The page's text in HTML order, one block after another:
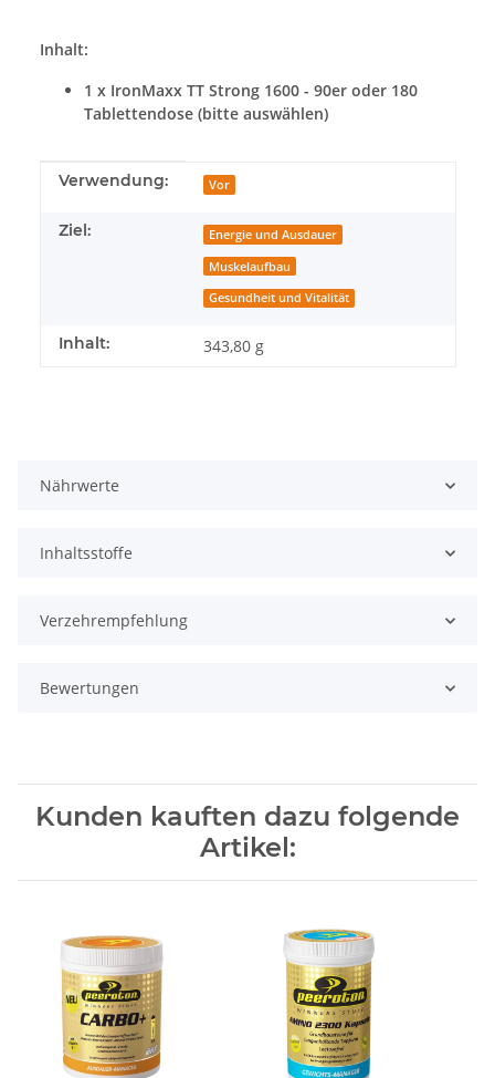
Inhalt:
1 x IronMaxx TT Strong 1600 - 90er oder 180
Tablettendose (bitte auswählen)
Produkteigenschaft
Wert
Verwendung: Vor
Ziel: Energie und Ausdauer
Muskelaufbau
Gesundheit und Vitalität
Inhalt: 343,80 g
Nährwerte
Inhaltsstoffe
Verzehrempfehlung
Bewertungen
Kunden kauften dazu folgende
Artikel: